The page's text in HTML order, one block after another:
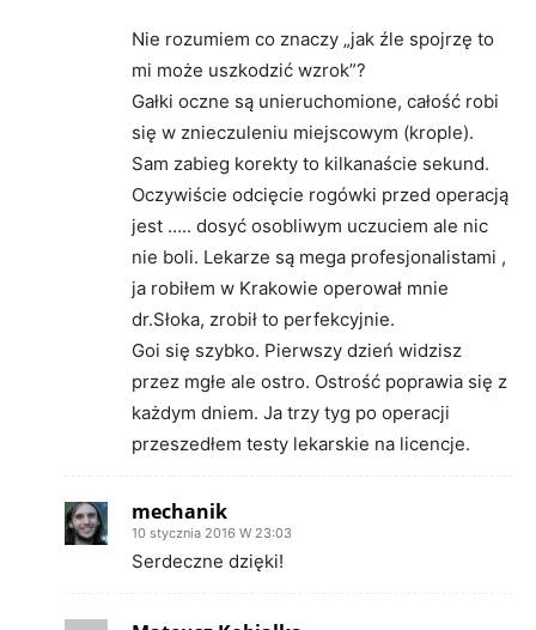
Nie rozumiem co znaczy „jak źle spojrzę to
mi może uszkodzić wzrok”?
Gałki oczne są unieruchomione, całość robi
się w znieczuleniu miejscowym (krople).
Sam zabieg korekty to kilkanaście sekund.
Oczywiście odcięcie rogówki przed operacją
jest ….. dosyć osobliwym uczuciem ale nic
nie boli. Lekarze są mega profesjonalistami ,
ja robiłem w Krakowie operował mnie
dr.Słoka, zrobił to perfekcyjnie.
Goi się szybko. Pierwszy dzień widzisz
przez mgłe ale ostro. Ostrość poprawia się z
każdym dniem. Ja trzy tyg po operacji
przeszedłem testy lekarskie na licencje.
mechanik
10 stycznia 2016 W 23:03
Serdeczne dzięki!